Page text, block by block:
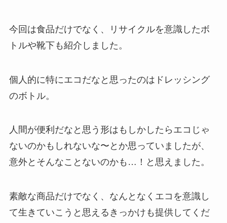
今回は食品だけでなく、リサイクルを意識したボ
トルや靴下も紹介しました。
個人的に特にエコだなと思ったのはドレッシング
のボトル。
人間が便利だなと思う形はもしかしたらエコじゃ
ないのかもしれないな〜とか思っていましたが、
意外とそんなことないのかも…！と思えました。
素敵な商品だけでなく、なんとなくエコを意識し
て生きていこうと思えるきっかけも提供してくだ